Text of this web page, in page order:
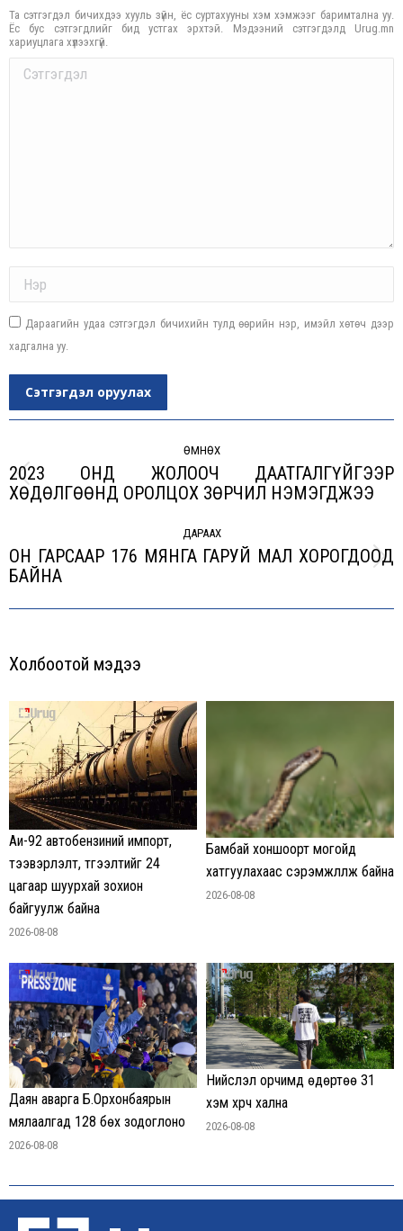
Та сэтгэгдэл бичихдээ хууль зүйн, ёс суртахууны хэм хэмжээг баримтална уу.
Ёс бус сэтгэгдлийг бид устгах эрхтэй. Мэдээний сэтгэгдэлд Urug.mn
хариуцлага хүлээхгүй.
Comment
Дараагийн удаа сэтгэгдэл бичихийн тулд өөрийн нэр, имэйл хөтөч дээр
хадгална уу.
Сэтгэгдэл оруулах
ӨМНӨХ
Previous
post:
2023 ОНД ЖОЛООЧ ДААТГАЛГҮЙГЭЭР
ХӨДӨЛГӨӨНД ОРОЛЦОХ ЗӨРЧИЛ НЭМЭГДЖЭЭ
ДАРААХ
Next
ОН ГАРСААР 176 МЯНГА ГАРУЙ МАЛ ХОРОГДООД
БАЙНА
Холбоотой мэдээ
Аи-92 автобензиний импорт,
тээвэрлэлт, түгээлтийг 24
цагаар шуурхай зохион
байгуулж байна
2026-08-08
Бамбай хоншоорт могойд
хатгуулахаас сэрэмжлүүлж байна
2026-08-08
Даян аварга Б.Орхонбаярын
мялаалгад 128 бөх зодоглоно
2026-08-08
Нийслэл орчимд өдөртөө 31
хэм хүрч хална
2026-08-08